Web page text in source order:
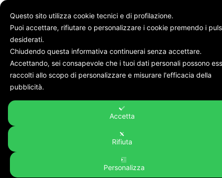
Questo sito utilizza cookie tecnici e di profilazione.
Puoi accettare, rifiutare o personalizzare i cookie premendo i
desiderati.
Chiudendo questa informativa continuerai senza accettare.
Accettando, sei consapevole che i tuoi dati personali possono
raccolti allo scopo di personalizzare e misurare l'efficacia della
pubblicità.
Accetta
Rifiuta
Personalizza